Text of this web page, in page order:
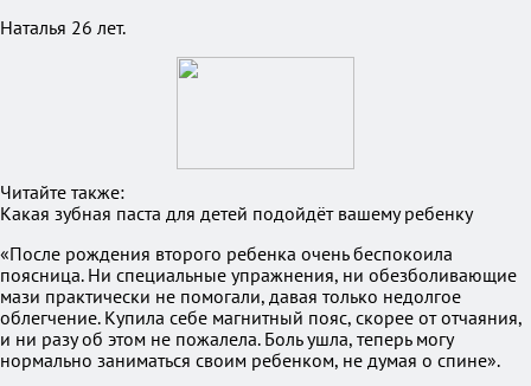
Наталья 26 лет.
Читайте также:
Какая зубная паста для детей подойдёт вашему ребенку
«После рождения второго ребенка очень беспокоила
поясница. Ни специальные упражнения, ни обезболивающие
мази практически не помогали, давая только недолгое
облегчение. Купила себе магнитный пояс, скорее от отчаяния,
и ни разу об этом не пожалела. Боль ушла, теперь могу
нормально заниматься своим ребенком, не думая о спине».